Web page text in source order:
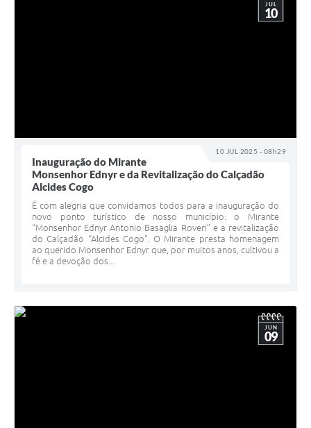
10 JUL 2025 - 08h29
JUL
10
Inauguração do Mirante
Monsenhor Ednyr e da Revitalização do Calçadão
Alcides Cogo
É com alegria que convidamos todos para a inauguração do
novo ponto turístico de nosso município: o Mirante
“Monsenhor Ednyr Antonio Basaglia Roveri” e a revitalização
do Calçadão “Alcides Cogo”. O Mirante presta homenagem
ao querido Monsenhor Ednyr que, por muitos anos, cultivou a
fé e a devoção dos...
JUN
09